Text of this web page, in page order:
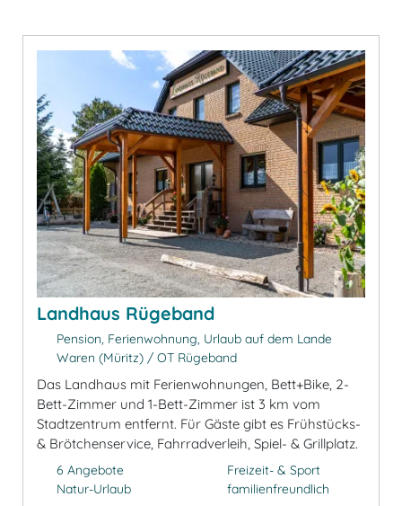
Landhaus Rügeband
Pension, Ferienwohnung, Urlaub auf dem Lande
Waren (Müritz) / OT Rügeband
Das Landhaus mit Ferienwohnungen, Bett+Bike, 2-
Bett-Zimmer und 1-Bett-Zimmer ist 3 km vom
Stadtzentrum entfernt. Für Gäste gibt es Frühstücks-
& Brötchenservice, Fahrradverleih, Spiel- & Grillplatz.
6 Angebote
Natur-Urlaub
Freizeit- & Sport
familienfreundlich